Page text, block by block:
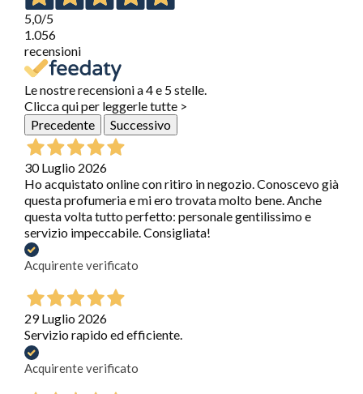
5,0/5
1.056
recensioni
Le nostre recensioni a 4 e 5 stelle.
Clicca qui per leggerle tutte >
Precedente
Successivo
30 Luglio 2026
Ho acquistato online con ritiro in negozio. Conoscevo già
questa profumeria e mi ero trovata molto bene. Anche
questa volta tutto perfetto: personale gentilissimo e
servizio impeccabile. Consigliata!
Acquirente verificato
29 Luglio 2026
Servizio rapido ed efficiente.
Acquirente verificato